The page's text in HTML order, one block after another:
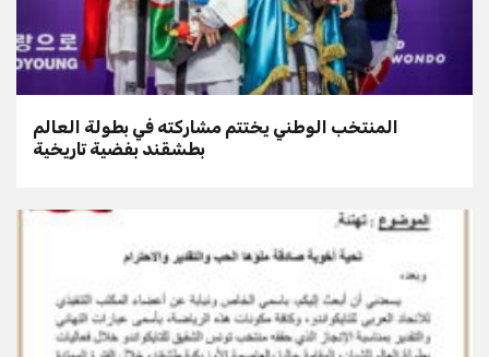
المنتخب الوطني يختتم مشاركته في بطولة العالم
بطشقند بفضية تاريخية